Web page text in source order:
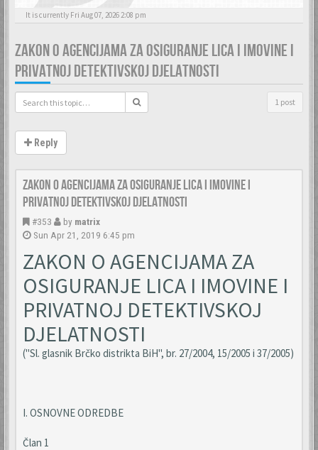
It is currently Fri Aug 07, 2026 2:08 pm
ZAKON O AGENCIJAMA ZA OSIGURANJE LICA I IMOVINE I
PRIVATNOJ DETEKTIVSKOJ DJELATNOSTI
1 post
Reply
Zakon o agencijama za osiguranje lica i imovine i
privatnoj detektivskoj djelatnosti
#353 by matrix
Sun Apr 21, 2019 6:45 pm
ZAKON O AGENCIJAMA ZA
OSIGURANJE LICA I IMOVINE I
PRIVATNOJ DETEKTIVSKOJ
DJELATNOSTI
("Sl. glasnik Brčko distrikta BiH", br. 27/2004, 15/2005 i 37/2005)
I. OSNOVNE ODREDBE
Član 1